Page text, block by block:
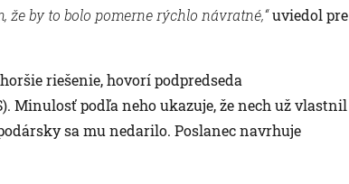
by to bolo pomerne rýchlo návratné,“uviedol pre
riešenie, hovorí podpredseda
Minulosť podľa neho ukazuje, že nech už vlastnil
sa mu nedarilo. Poslanec navrhuje